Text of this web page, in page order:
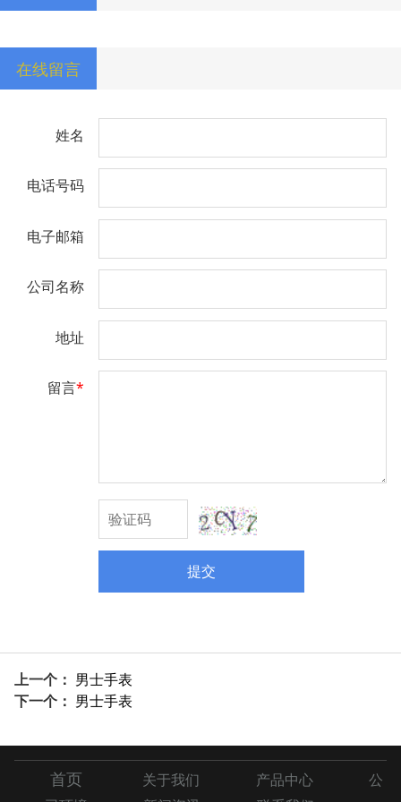
在线留言
姓名
电话号码
电子邮箱
公司名称
地址
留言*
提交
上一个： 男士手表
下一个： 男士手表
首页 关于我们 产品中心
公